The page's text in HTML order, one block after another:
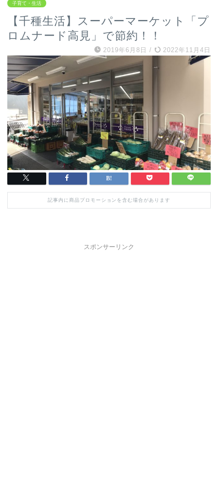
子育て・生活
【千種生活】スーパーマーケット「プ
ロムナード高見」で節約！！
2019年6月8日 / 2022年11月4日
記事内に商品プロモーションを含む場合があります
スポンサーリンク